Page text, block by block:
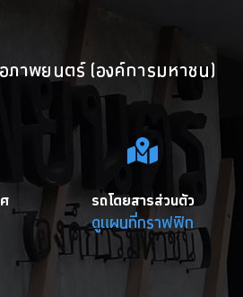
ภาพยนตร์ (องค์การมหาชน)
รถโดยสารส่วนตัว
ดูแผนที่กราฟฟิก